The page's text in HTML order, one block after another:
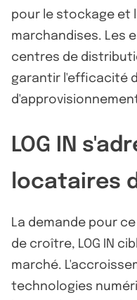
pour le stockage et
marchandises. Les
centres de
garantir l'efficacité
LOG IN
locataires
La demande pour
de croître, LOG IN
marché.
technologies